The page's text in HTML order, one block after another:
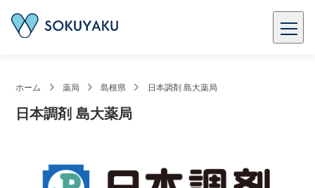
ホーム 薬局 島根県 日本調剤 島大薬局
日本調剤 島大薬局